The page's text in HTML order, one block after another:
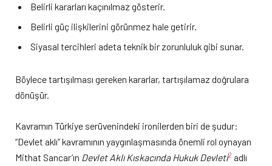
Belirli kararları kaçınılmaz gösterir.
Belirli güç ilişkilerini görünmez hale getirir.
Siyasal tercihleri adeta teknik bir zorunluluk gibi sunar.
Böylece tartışılması gereken kararlar, tartışılamaz doğrulara
dönüşür.
Kavramın Türkiye serüvenindeki ironilerden biri de şudur:
“Devlet aklı” kavramının yaygınlaşmasında önemli rol oynayan
Mithat Sancar’ın Devlet Aklı Kıskacında Hukuk Devleti2 adlı